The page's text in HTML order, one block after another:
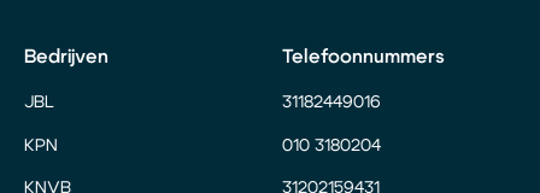
Bedrijven
JBL
KPN
KNVB
Telefoonnummers
31182449016
010 3180204
31202159431